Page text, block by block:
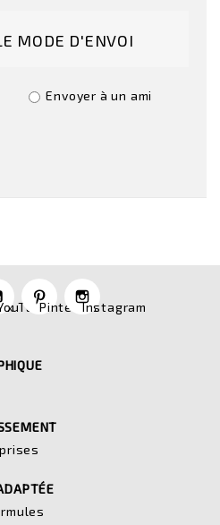
MODE D'ENVOI
Envoyer à un ami
PinterestInstagram